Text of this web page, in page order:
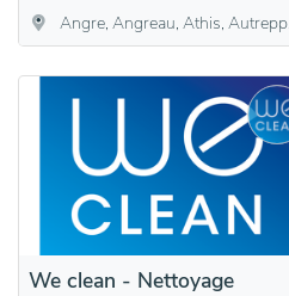
Angre, Angreau, Athis, Autreppe, Erquennes, Fayt-le-Franc, Honnelles, Marchipont, Montignies-sur-Roc, Onnezies, Roisin
We clean - Nettoyage